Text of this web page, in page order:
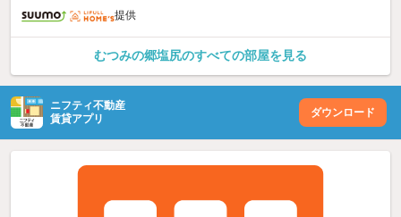
提供
むつみの郷塩尻のすべての部屋を見る
ニフティ不動産
賃貸アプリ
ダウンロード